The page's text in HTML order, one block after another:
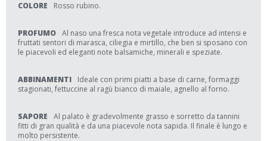
COLORE Rosso rubino.
PROFUMO Al naso una fresca nota vegetale introduce ad intensi e
fruttati sentori di marasca, ciliegia e mirtillo, che ben si sposano con
le piacevoli ed eleganti note balsamiche, minerali e speziate.
ABBINAMENTI
Ideale con primi piatti a base di carne, formaggi
stagionati, fettuccine al ragù bianco di maiale, agnello al forno.
SAPORE
Al palato è gradevolmente grasso e sorretto da tannini
fitti di gran qualità e da una piacevole nota sapida. Il finale è lungo e
molto persistente.